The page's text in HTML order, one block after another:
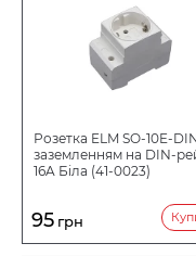
Розетка ELM SO-10E-
заземленням на DIN-
16A Біла (41-0023)
95 грн